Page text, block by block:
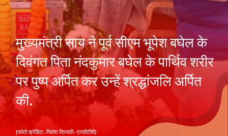
(फोटो क्रेडिट- निलेश त्रिपाठी- एनडीटीवी)
मुख्यमंत्री साय ने पूर्व सीएम भूपेश बघेल के
दिवंगत पिता नंदकुमार बघेल के पार्थिव शरीर
पर पुष्प अर्पित कर उन्हें श्रद्धांजलि अर्पित
की.